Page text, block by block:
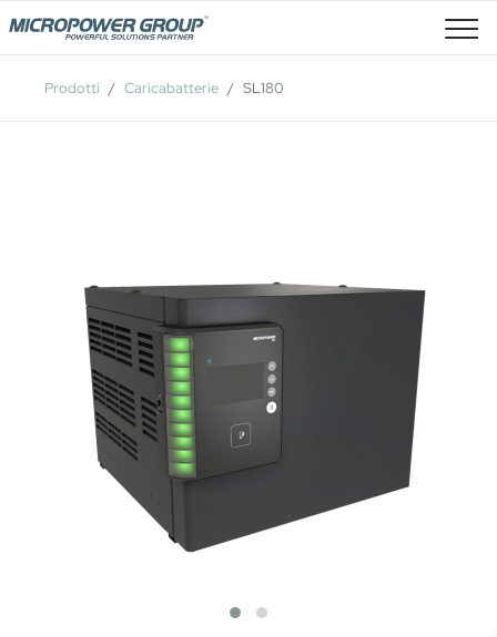
Posti Vacanti
Prodotti Caricabatterie SL180